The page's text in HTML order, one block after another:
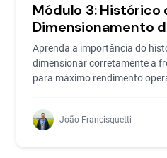
Módulo 3: Histórico
Dimensionamento
Aprenda a importância do
dimensionar corretamente a
para máximo rendimento
João Francisquetti